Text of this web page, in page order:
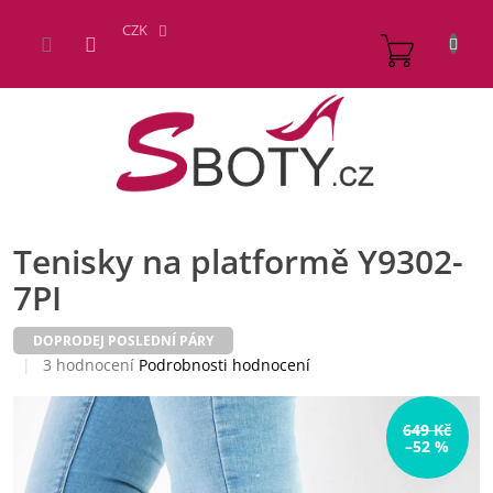
obsah
CZK
Tenisky na platformě Y9302-
7PI
DOPRODEJ POSLEDNÍ PÁRY
Průměrné
produktu
je
5,0
3 hodnocení Podrobnosti hodnocení
649 Kč
–52 %